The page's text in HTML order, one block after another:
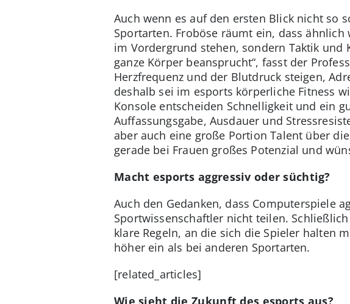
Auch wenn es auf den ersten Blick nicht so
Sportarten. Froböse räumt ein, dass
im Vordergrund stehen, sondern Taktik und
ganze Körper beansprucht“, fasst der
Herzfrequenz und der Blutdruck steigen,
deshalb sei im esports körperliche Fitness
Konsole entscheiden Schnelligkeit und ein
Auffassungsgabe, Ausdauer und
aber auch eine große Portion Talent über
gerade bei Frauen großes Potenzial und
Macht esports aggressiv oder süchtig?
Auch den Gedanken, dass Computerspiele
Sportwissenschaftler nicht teilen.
klare Regeln, an die sich die Spieler halten
höher ein als bei anderen Sportarten.
[related_articles]